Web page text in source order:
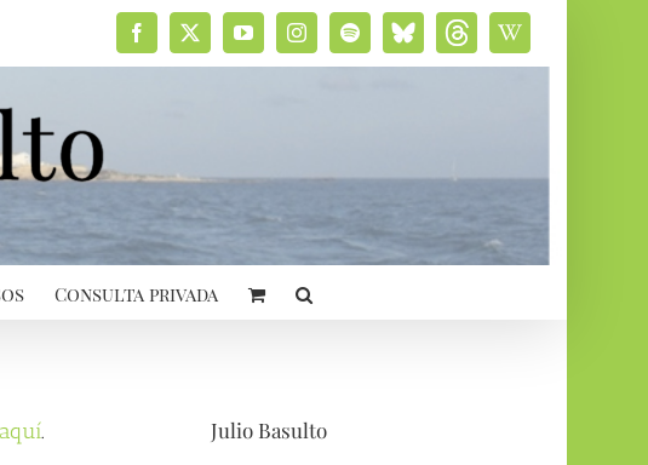
Facebook
X YouTubeInstagramSpotifyBluesky
social
ThreadsWikipedia
Consulta privada
aquí. Julio Basulto